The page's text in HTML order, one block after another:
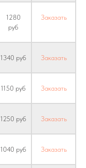
1280
руб
Заказать
1340 руб Заказать
1150 руб Заказать
1250 руб Заказать
1040 руб Заказать